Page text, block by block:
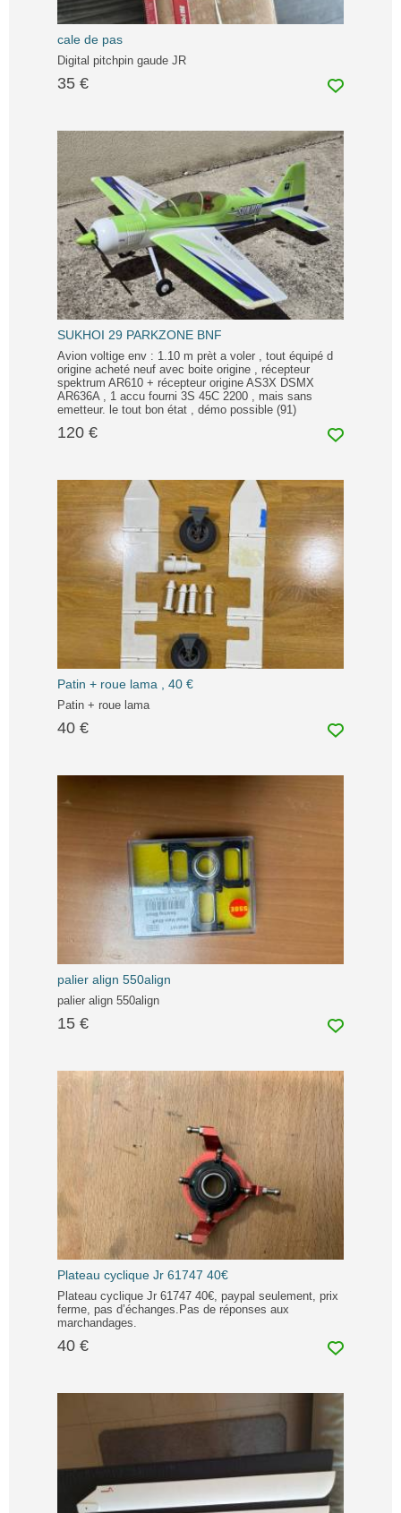
cale de pas
Digital pitchpin gaude JR
35 €
SUKHOI 29 PARKZONE BNF
Avion voltige env : 1.10 m prèt a voler , tout équipé d
origine acheté neuf avec boite origine , récepteur
spektrum AR610 + récepteur origine AS3X DSMX
AR636A , 1 accu fourni 3S 45C 2200 , mais sans
emetteur. le tout bon état , démo possible (91)
120 €
Patin + roue lama , 40 €
Patin + roue lama
40 €
palier align 550align
palier align 550align
15 €
Plateau cyclique Jr 61747 40€
Plateau cyclique Jr 61747 40€, paypal seulement, prix
ferme, pas d’échanges.Pas de réponses aux
marchandages.
40 €